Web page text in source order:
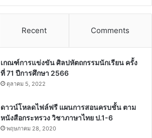
Recent Comments
เกณฑ์การแข่งขัน ศิลปหัตถกรรมนักเรียน ครั้ง
ที่ 71 ปีการศึกษา 2566
ตุลาคม 5, 2022
ดาวน์โหลดไฟล์ฟรี แผนการสอนครบชั้น ตาม
หนังสือกระทรวง วิชาภาษาไทย ป.1-6
พฤษภาคม 28, 2020